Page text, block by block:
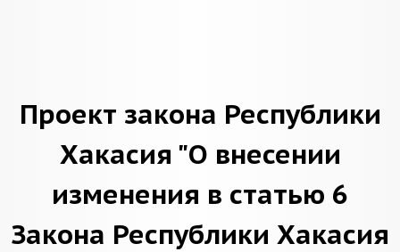
Проект закона Республики
Хакасия "О внесении
изменения в статью 6
Закона Республики Хакасия